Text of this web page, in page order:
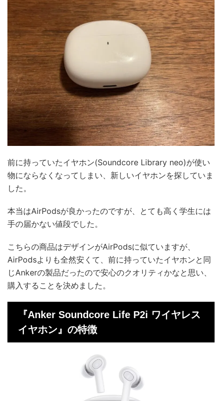
前に持っていたイヤホン(Soundcore Library neo)が使い
物にならなくなってしまい、新しいイヤホンを探していま
した。
本当はAirPodsが良かったのですが、とても高く学生には
手の届かない値段でした。
こちらの商品はデザインがAirPodsに似ていますが、
AirPodsよりも全然安くて、前に持っていたイヤホンと同
じAnkerの製品だったので安心のクオリティかなと思い、
購入することを決めました。
『Anker Soundcore Life P2i ワイヤレス
イヤホン』の特徴